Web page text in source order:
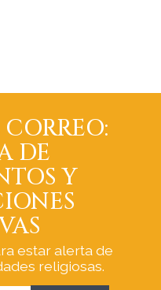
DE
Y
estar alerta de
religiosas.